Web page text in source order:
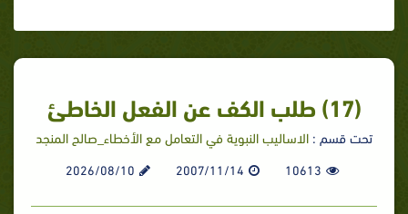
(17) طلب الكف عن الفعل الخاطئ
تحت قسم : الاساليب النبوية في التعامل مع الأخطاء_صالح المنجد
10613
2007/11/14
2026/08/10